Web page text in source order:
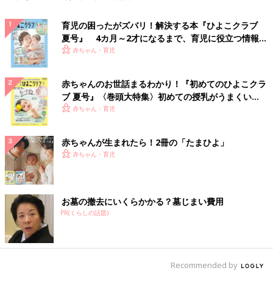
と実感することができました。それが大きな救いとなり「くつろ
ぎば」を始めようと思ったんです。
地域のお寺としてもこのような場を開くことに意味があると感じ
ましたし、私個人も「自分1人だけじゃない」とすごく前を向け
る気がしたんです。また当時は、私の知っている限り近隣にこの
ような場を開いているところはありませんでした。2カ月に1度く
らいなら集まる人がいるかもしれないと、2016年、正式に「く
つろぎば」の活動を始めました。同時に座禅や書道教室、金継
ぎ、茶道など、だれでも参加できる「寺子屋」も開いています。
―― 「くつろぎば」では、どんな活動をしているのですか？
窪田 始めたころは、今のような催し物というよりみんなで集ま
って食べたり話したりするだけでした。しかし障害がある子はな
かなか夏祭りにも参加できないという話が出たので、流しそうめ
んやかき氷、すいか割りなどをやってみたんです。それが好評だ
を開いたり、プロのカメラマンや美容師を招いて家族写真の撮影
育児の困ったがズバリ！解決する本『ひよこクラブ
夏号』 4カ月～2才になるまで、育児に役立つ情報が
いっぱい！
赤ちゃん・育児
赤ちゃんのお世話まるわかり！『初めてのひよこクラ
ブ 夏号』〈巻頭大特集〉初めての授乳がうまくい
く！ おっぱい・ミルクの基本と夏のトラブル 解決テ
赤ちゃん・育児
赤ちゃんが生まれたら！2冊の「たまひよ」
赤ちゃん・育児
お墓の撤去にいくらかかる？墓じまい費用
PR(くらしの話題)
Recommended by